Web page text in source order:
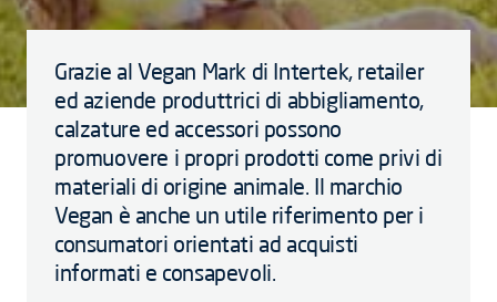
Grazie al Vegan Mark di Intertek, retailer
ed aziende produttrici di abbigliamento,
calzature ed accessori possono
promuovere i propri prodotti come privi di
materiali di origine animale. Il marchio
Vegan è anche un utile riferimento per i
consumatori orientati ad acquisti
informati e consapevoli.